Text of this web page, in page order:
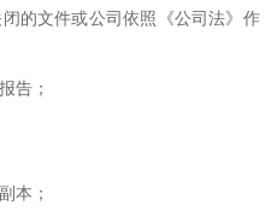
的文件或公司依照《公司法》作
告；
本；